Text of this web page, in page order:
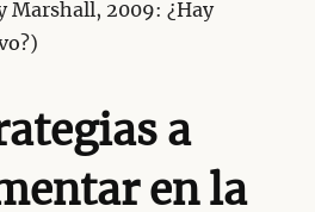
Marshall, 2009: ¿Hay
a
en la